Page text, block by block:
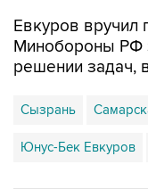
Евкуров вручил
Минобороны РФ
решении задач,
Сызрань
Юнус-Бек Евкуров